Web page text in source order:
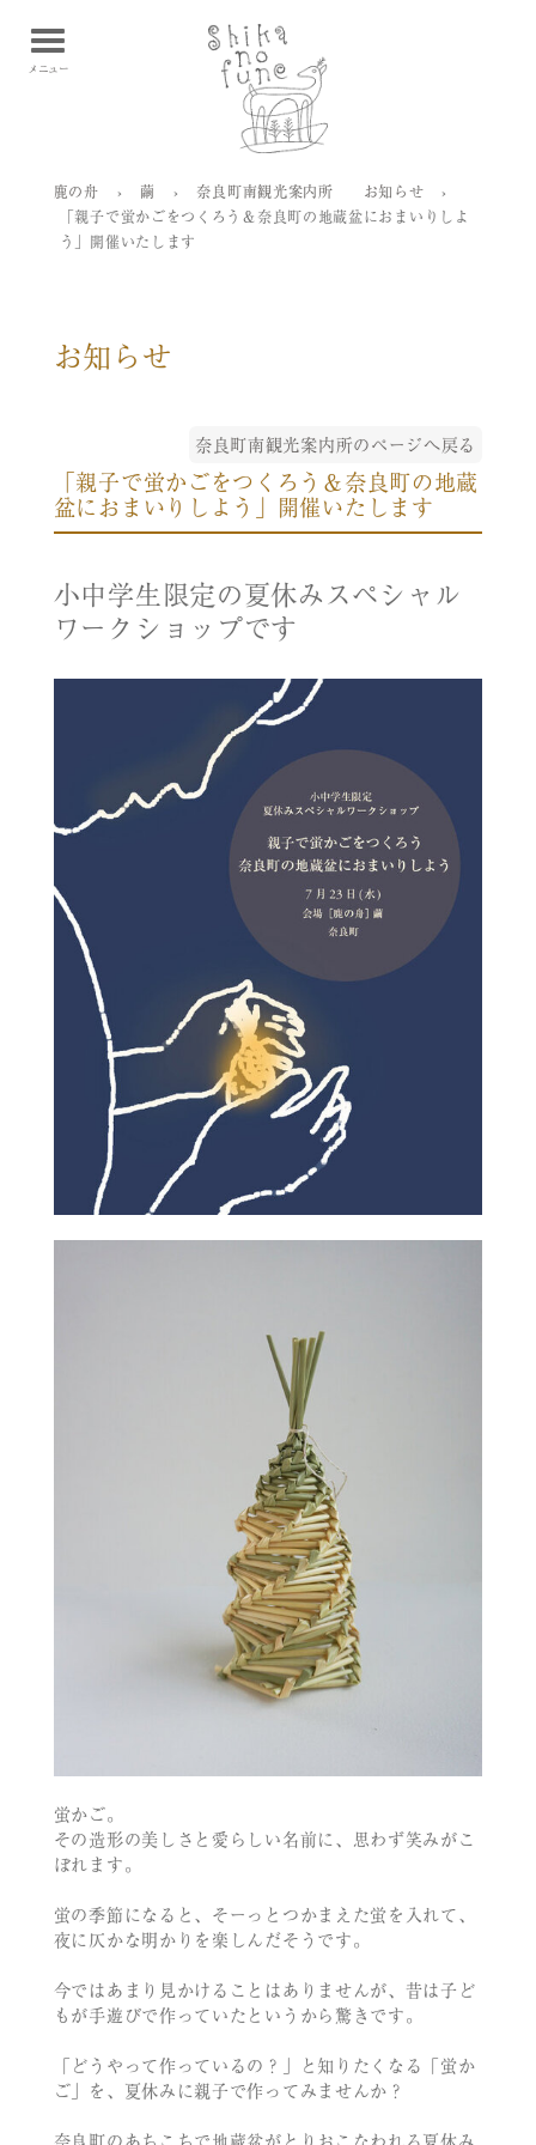
メニュー
鹿の舟 › 繭 › 奈良町南観光案内所 お知らせ
›
「親子で蛍かごをつくろう＆奈良町の地蔵盆におまいりしよ
う」開催いたします
お知らせ
奈良町南観光案内所のページへ戻る
「親子で蛍かごをつくろう＆奈良町の地蔵
盆におまいりしよう」開催いたします
小中学生限定の夏休みスペシャル
ワークショップです
蛍かご。
その造形の美しさと愛らしい名前に、思わず笑みがこ
ぼれます。
蛍の季節になると、そーっとつかまえた蛍を入れて、
夜に仄かな明かりを楽しんだそうです。
今ではあまり見かけることはありませんが、昔は子ど
もが手遊びで作っていたというから驚きです。
「どうやって作っているの？」と知りたくなる「蛍か
ご」を、夏休みに親子で作ってみませんか？
奈良町のあちこちで地蔵盆がとりおこなわれる夏休み